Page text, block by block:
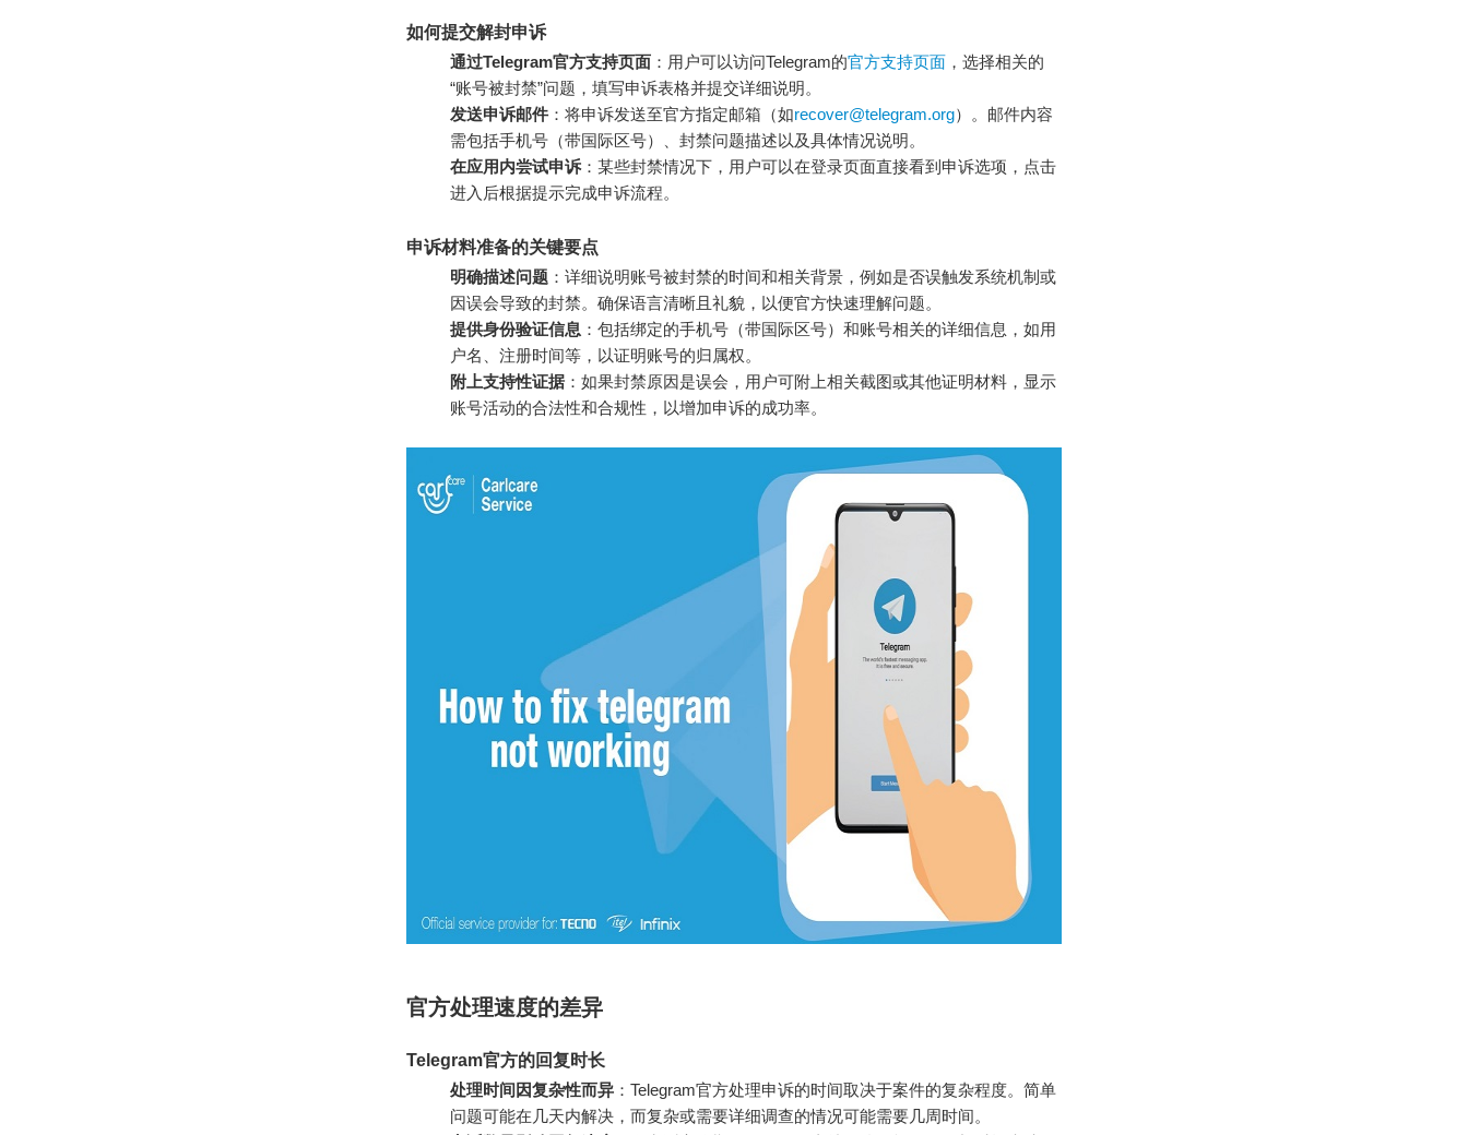
如何提交解封申诉
通过Telegram官方支持页面 ：用户可以访问Telegram的官方支持页面 ，选择相关的
“账号被封禁”问题，填写申诉表格并提交详细说明。
发送申诉邮件 ：将申诉发送至官方指定邮箱（如recover@telegram.org）。邮件内容
需包括手机号（带国际区号）、封禁问题描述以及具体情况说明。
在应用内尝试申诉：某些封禁情况下，用户可以在登录页面直接看到申诉选项，点击
进入后根据提示完成申诉流程。
申诉材料准备的关键要点
明确描述问题 ：详细说明账号被封禁的时间和相关背景，例如是否误触发系统机制或
因误会导致的封禁。确保语言清晰且礼貌，以便官方快速理解问题。
提供身份验证信息 ：包括绑定的手机号（带国际区号）和账号相关的详细信息，如用
户名、注册时间等，以证明账号的归属权。
附上支持性证据 ：如果封禁原因是误会，用户可附上相关截图或其他证明材料，显示
账号活动的合法性和合规性，以增加申诉的成功率。
官方处理速度的差异
Telegram官方的回复时长
处理时间因复杂性而异 ：Telegram官方处理申诉的时间取决于案件的复杂程度。简单
问题可能在几天内解决，而复杂或需要详细调查的情况可能需要几周时间。